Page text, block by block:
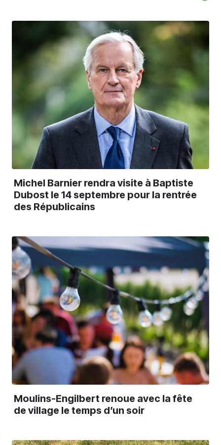
Michel Barnier rendra visite à Baptiste
Dubost le 14 septembre pour la rentrée
des Républicains
Moulins-Engilbert renoue avec la fête
de village le temps d’un soir